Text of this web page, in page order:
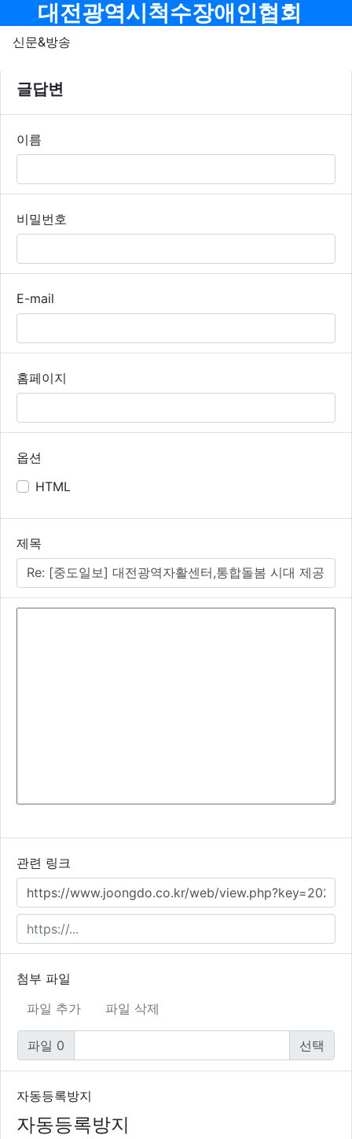
메뉴
대전광역시척수장애인협회
신문&방송
신문&방송 글답변
글답변
이름
비밀번호
E-mail
홈페이지
옵션
HTML
제목
관련 링크
첨부 파일
파일 추가
파일 삭제
파일 0
자동등록방지
자동등록방지